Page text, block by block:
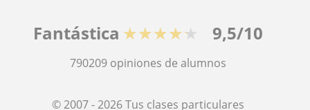
Fantástica ★★★★★ 9,5/10
790209 opiniones de alumnos
© 2007 - 2026 Tus clases particulares